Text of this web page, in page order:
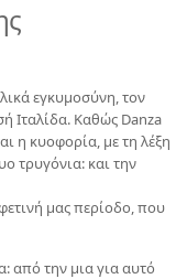
εγκυμοσύνη, τον
Ιταλίδα. Καθώς Danza
η κυοφορία, με τη λέξη
τρυγόνια: και την
μας περίοδο, που
από την μια για αυτό